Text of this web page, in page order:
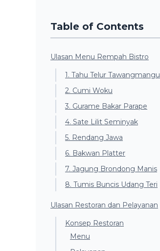
Table of Contents
Ulasan Menu Rempah Bistro
1. Tahu Telur Tawangmangu
2. Cumi Woku
3. Gurame Bakar Parape
4. Sate Lilit Seminyak
5. Rendang Jawa
6. Bakwan Platter
7. Jagung Brondong Manis
8. Tumis Buncis Udang Teri
Ulasan Restoran dan Pelayanan
Konsep Restoran
Menu